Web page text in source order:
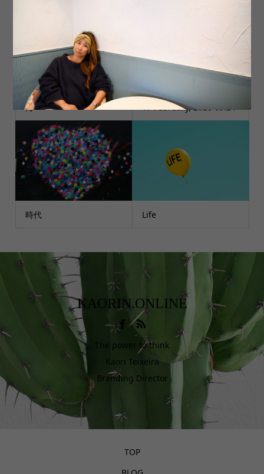
海 17 February, 2020 09:24
時代 Life
KAORIN.ONLINE
The power to think
Kaori Teixeira
Branding Director
TOP